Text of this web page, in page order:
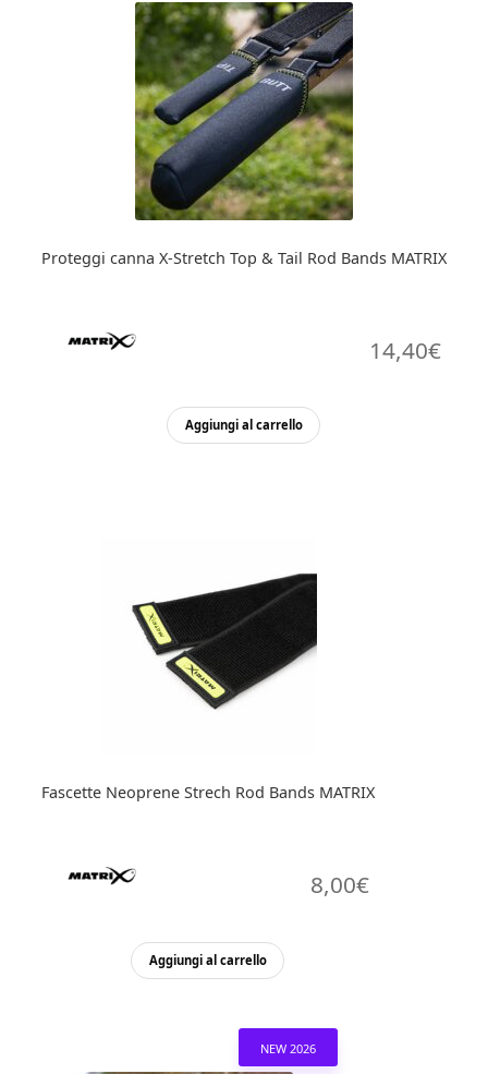
Proteggi canna X-Stretch Top & Tail Rod Bands MATRIX
14,40€
Aggiungi al carrello
Fascette Neoprene Strech Rod Bands MATRIX
8,00€
Aggiungi al carrello
NEW 2026